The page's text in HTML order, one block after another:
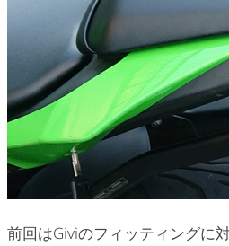
前回はGiviのフィッティングに